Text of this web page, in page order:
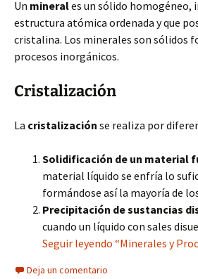
Un minerales un sólido homogéneo,
estructura atómica ordenada y que
cristalina. Los minerales son sólidos
procesos inorgánicos.
Cristalización
La cristalización se realiza por
Solidificación de un material
material líquido se enfría lo
formándose así la mayoría de
Precipitación de sustancias
cuando un líquido con sales
Seguir leyendo “Minerales y
Deja un comentario